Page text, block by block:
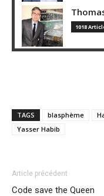
1018
TAGS blasphème
Yasser Habib
Article précédent
Code save the Queen